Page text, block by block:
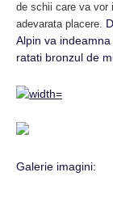
de schii care va vor
adevarata placere.
Alpin va
ratati bronzul de
Galerie imagini: